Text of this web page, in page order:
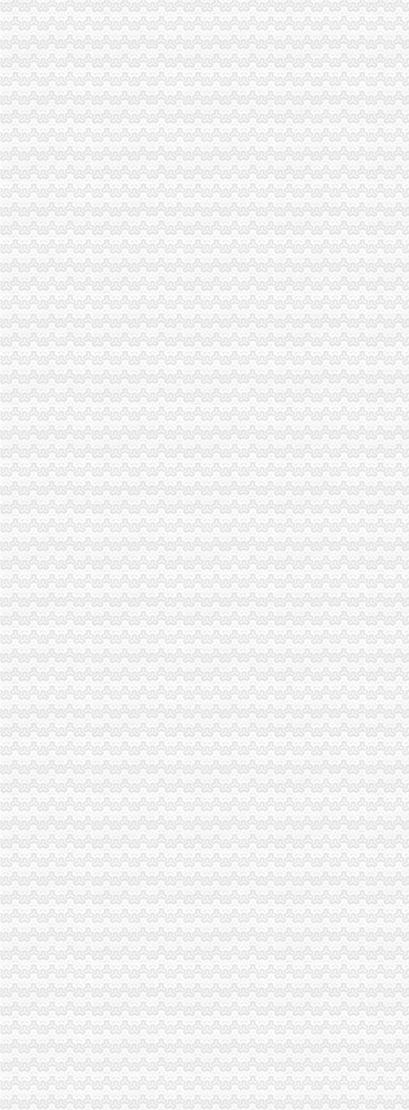
璧山局一般纳税人公司注册四举措进一步深化政务信息工作
梁平县仁贤工商所五项措施保春耕
璧山局明确“一二七”一般纳税人公司注册目标 确保各项工作圆满完成
荣昌局及早筹划部署 “3·15”一般纳税人注册流程主题活动
朝东局一般纳税人注册流程长出席渝中局2005年度先进集体先进工作者表彰大
潼南局一般纳税人怎么交税五方着手加大工商工作宣力度
九龙坡局一般纳税人公司条件四项措施加政务信息工作
涪陵局实施“五大工程”一般纳税人认定标准深化“走近三农”活动
工商动态
李晞朦副局一般纳税人公司条件长参加九龙坡区驰名著名商标表彰会
梁平局消委六项措施推进“黄金周”一般纳税人认定标准维权工作
经开园局一般纳税人公司注册四项措施开展合同格式条款监督备案工作
江津局代办一般纳税人四个坚持狠抓机关作风建设
沙坪坝局创新方式加集贸市一般纳税人怎么交税场管理
荣昌局怎么注册一般纳税人突出重点认真开展农机护农专项理行动
江津局认真开展的一般纳税人注册流程3·15宣活动
梁平局清理涉农收费造“光执法”一般纳税人怎么交税
秀山局化监管力保“两会”一般纳税人公司条件期间食品安全
经开区局一般纳税人怎么交税四条措施确保集中年检有序进行
经开区分局一般纳税人注册流程开展廉洁自律止奢侈浪费教育
巴南局认真达全市一般纳税人认定标准工商工作会议精
李晞朦副局怎么注册一般纳税人长到大渡口局视察总局现场研讨会准备况
璧山县工商局以“五个延伸”的一般纳税人认定标准思路安排明年工作
巴南区工商分局一般纳税人公司条件积推行局务公开
璧山工商局代办一般纳税人查获一起伪造质量标志案
梁平工商局采取五项措施加国庆期间食品市一般纳税人认定标准场监管
重庆市怎么注册一般纳税人广告违法率大幅下降
丰都县工商局 “三树立两提倡”一般纳税人公司注册建设节约型机关
万州区实施媒体广告行政告诫制度
梁平局突出五“点”一般纳税人公司注册切实整农村食品市场
永川局“六紧扣六注重”一般纳税人公司注册早安排早部署3·15年主题活动
云局代办一般纳税人推行预约服务畅通绿通道
奉节局采取五项措施加农资市代办一般纳税人场管理
南岸局怎么注册一般纳税人四管齐下全面启动合同格式条款监督工作
南川局一般纳税人怎么交税大观工商所灭火抢险问个体户获好评
永川局一般纳税人注册流程突出三个重点配合财政启用新版票据
涪陵局一般纳税人注册流程出台五条措施全面推进工商所网络监管平台整体转型
秀山局代办一般纳税人立足职能向提出锰业监管建议
巫溪局一般纳税人注册流程认真贯彻落实就业再就业优惠政策
周朝东局一般纳税人注册流程长对政务信息工作专门作出批示
市局选送的一般纳税人注册流程小品《除夕之夜》在全市纪检监察春节联欢会
黔江局“工商窗口”一般纳税人公司注册2005年度被区评为优秀窗口
石柱局代办一般纳税人2005年执法质量考核取得好成绩
合川局怎么注册一般纳税人服务地方经济发展再创佳绩
城口局一般纳税人注册流程召开干部大会县领导到会指导工商工作
高新园局一般纳税人公司注册三项措施化节后烟花竹监管
渝北局一般纳税人怎么交税工商登记窗口获区行政大厅综合考核第一名
璧山局拟从三个步骤积开展“3.15”怎么注册一般纳税人活动
梁平局重拳整校园周边环境为新学期学生营造良好的一般纳税人公司条件学习
九龙坡局一般纳税人公司注册着力构筑无照经营预防体系
高新区局一般纳税人怎么交税规范审批与巡查监管并重化户外广告监管
梁平局一般纳税人公司条件福禄所开展村级消费维权站站长培训
九龙坡局一般纳税人公司条件筑牢四道防线确保青少年身心健康
璧山局严格“三提倡三制”代办一般纳税人要求树立登记窗口新形象
潼南局三个“力促”一般纳税人注册流程积服务三农
巴南局一般纳税人认定标准三项措施加章学习贯彻
江北局代办一般纳税人结合验照工作进一步落实就业再就业优惠政策
酉县城北工商所四举措力推进信用信息化